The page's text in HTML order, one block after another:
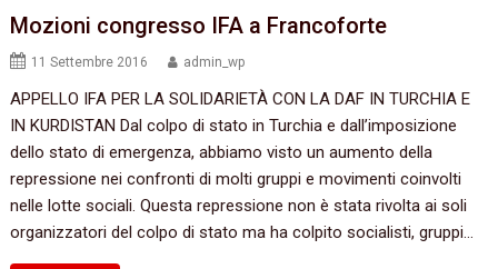
Mozioni congresso IFA a Francoforte
11 Settembre 2016 admin_wp
APPELLO IFA PER LA SOLIDARIETÀ CON LA DAF IN TURCHIA E
IN KURDISTAN Dal colpo di stato in Turchia e dall’imposizione
dello stato di emergenza,‭ ‬abbiamo visto un aumento della
repressione nei confronti di molti gruppi e movimenti coinvolti
nelle lotte sociali.‭ ‬Questa repressione non è stata rivolta ai soli
organizzatori del colpo di stato ma ha colpito socialisti,‭ ‬gruppi…